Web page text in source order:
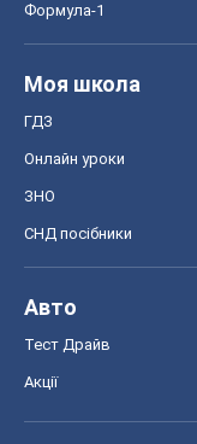
Формула-1
Моя школа
ГДЗ
Онлайн уроки
ЗНО
СНД посібники
Авто
Тест Драйв
Акції